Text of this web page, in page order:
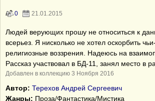
0 21.01.2015
Людей верующих прошу не относиться к
всерьез. Я нисколько не хотел оскорбить
религиозные воззрения. Надеюсь на
Рассказ участвовал в БД-11, занял место в
Добавлен в коллекцию 3 Ноября 2016
Автор: Терехов Андрей Сергеевич
Жанры: Проза/Фантастика/Мистика